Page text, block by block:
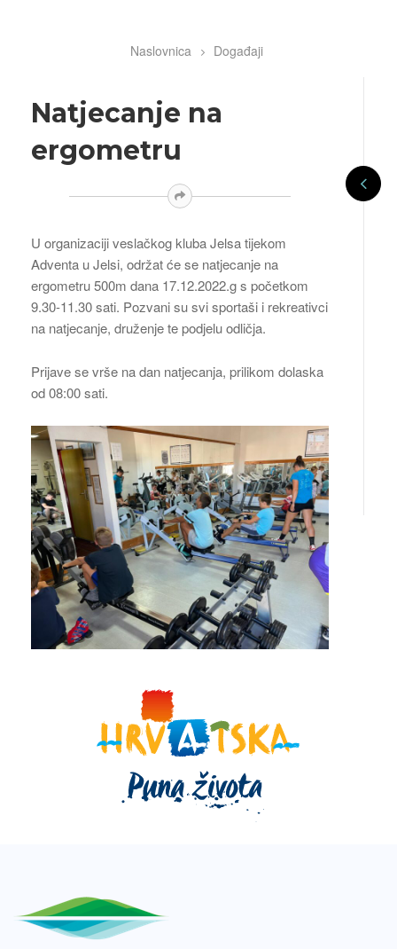
BreadcrumbNaslovnica Događaji
Natjecanje na
ergometru
U organizaciji veslačkog kluba Jelsa tijekom
Adventa u Jelsi, održat će se natjecanje na
ergometru 500m dana 17.12.2022.g s početkom
9.30-11.30 sati. Pozvani su svi sportaši i rekreativci
na natjecanje, druženje te podjelu odličja.
Prijave se vrše na dan natjecanja, prilikom dolaska
od 08:00 sati.